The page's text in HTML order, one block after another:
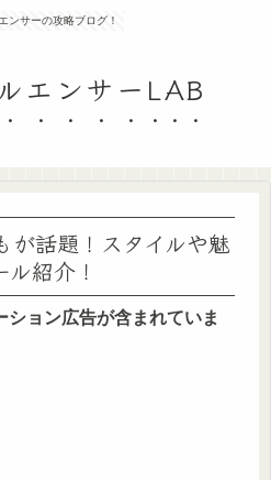
ンサーの攻略ブログ！
エンサーLAB
が話題！スタイルや魅
紹介！
ョン広告が含まれていま